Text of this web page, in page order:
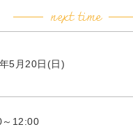
next time
5月20日(日)
～12:00